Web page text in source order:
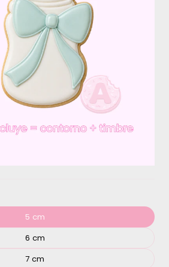
5 cm
6 cm
7 cm